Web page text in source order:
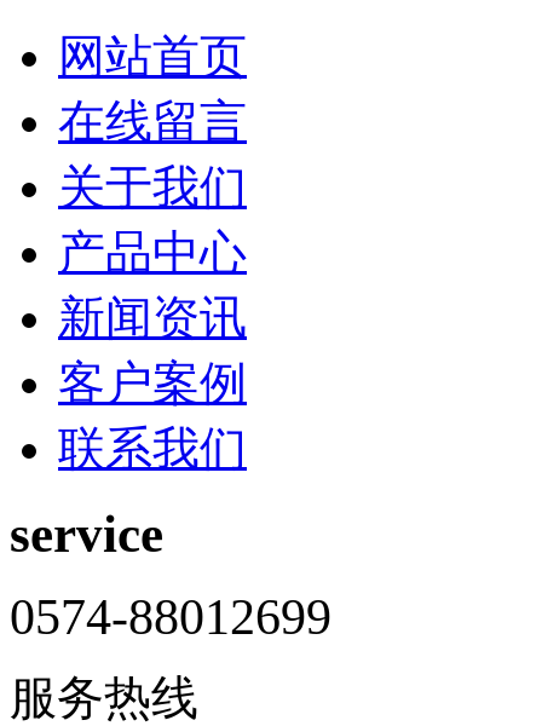
网站首页
在线留言
关于我们
产品中心
新闻资讯
客户案例
联系我们
service
0574-88012699
服务热线